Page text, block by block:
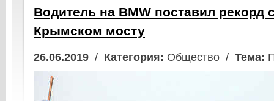
Водитель на BMW поставил рекорд
Крымском мосту
26.06.2019 / Категория: Общество / Тема: